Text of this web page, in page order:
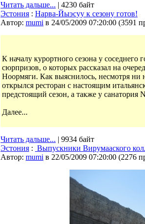
Читать дальше... | 4230 байт
Эстония : Нарва-Йыэсуу к сезону готов!
Автор: mumi в 24/05/2009 07:20:00 (3591
К началу курортного сезона у
сюрпризов, о которых рассказал на
Ноормяги. Как выяснилось, несмотря ни
открылся ресторан с настоящим
предстоящий сезон, а также у санатория
Далее...
Читать дальше... | 9934 байт
Эстония : Выпускники Вирумааского
Автор: mumi в 22/05/2009 07:20:00 (2276